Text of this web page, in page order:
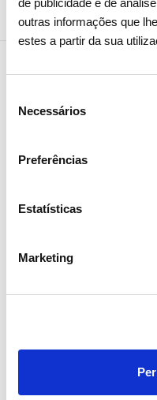
outras informações que
estes a partir da sua
Necessários
Preferências
Estatísticas
Marketing
Notícias